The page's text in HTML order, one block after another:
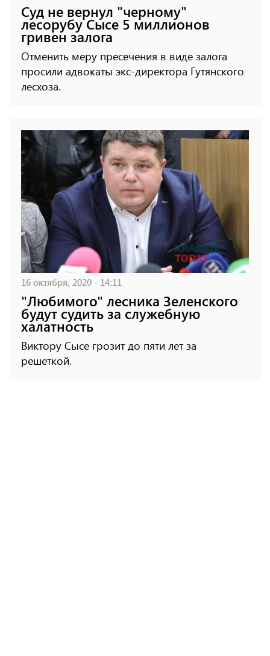
Суд не вернул "черному"
лесорубу Сысе 5 миллионов
гривен залога
Отменить меру пресечения в виде залога
просили адвокаты экс-директора Гутянского
лесхоза.
16 октября, 2020 - 14:11
"Любимого" лесника Зеленского
будут судить за служебную
халатность
Виктору Сысе грозит до пяти лет за
решеткой.